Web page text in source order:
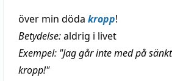
över min döda kropp!
Betydelse:aldrig i livet
Exempel: "Jag går inte med på
kropp!"